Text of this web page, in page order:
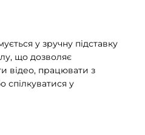
у зручну підставку
що дозволяє
відео, працювати з
спілкуватися у